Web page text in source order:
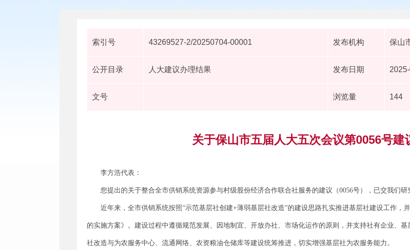
索引号 43269527-2/20250704-00001 发布机构 保山
公开目录 人大建议办理结果 发布日期
文号 浏览量 144
关于保山市五届人大五次会议第0056号建
李方浩代表：
您提出的关于整合全市供销系统资源参与村级股份经济合作联合社服务的建议（0056号），已交我们研
近年来，全市供销系统按照“示范基层社创建+薄弱基层社改造”的建设思路扎实推进基层社建设工作，
的实施方案》。建设过程中遵循规范发展、因地制宜、开放办社、市场化运作的原则，并支持社有企业、
社改造与为农服务中心、流通网络、农资粮油仓储库等建设统筹推进，切实增强基层社为农服务能力。